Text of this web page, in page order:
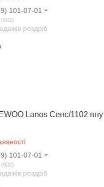
101-07-01
902
роздріб
Lanos Сенс/1102
101-07-01
902
роздріб